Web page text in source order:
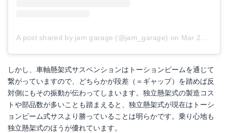
A post shared by jam garage (@jam_garage) on Mar 26, 2018 at 6:22pm PDT
しかし、車軸懸架式サスペンションはトーションビームを通じて
繋がっていますので、どちらかが段差（＝ギャップ）を踏めば反
対側にもその振動が伝わってしまいます。独立懸架式の製造コス
トや部品数が多いことも踏まえると、独立懸架式が現在はトーシ
ョンビーム式サスより勝っていることは明らかです。乗り心地も
独立懸架式のほうが優れています。